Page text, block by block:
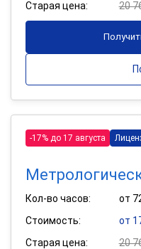
Старая цена: 20
-17% до 17 августа
Кол-во часов:
от
Стоимость:
от
Старая цена:
20